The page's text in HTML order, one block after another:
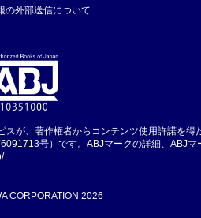
の外部送信について
が、著作権者からコンテンツ使用許諾を得
号）です。ABJマークの詳細、ABJマ
CORPORATION 2026